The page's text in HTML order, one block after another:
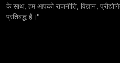
के साथ, हम आपको राजनीति, विज्ञान,
प्रतिबद्ध हैं।"